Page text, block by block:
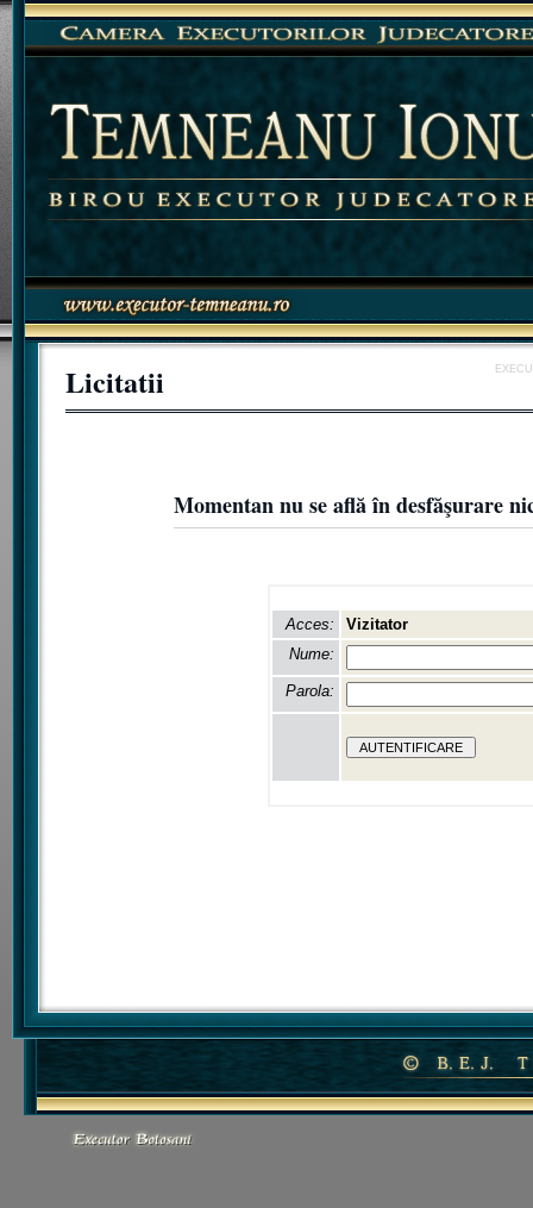
Licitatii
Momentan nu se află în desfăşurare
Acces:
Vizitator
Nume:
Parola: